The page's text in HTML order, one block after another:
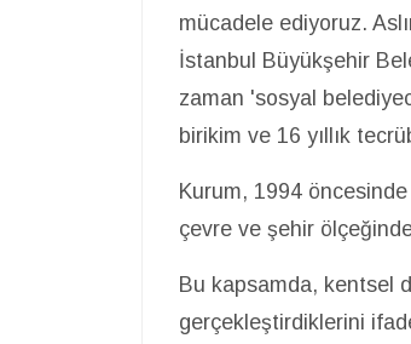
mücadele ediyoruz.
İstanbul Büyükşehir
zaman 'sosyal
birikim ve 16 yıllık
Kurum, 1994
çevre ve şehir
Bu kapsamda, kentsel
gerçekleştirdiklerini